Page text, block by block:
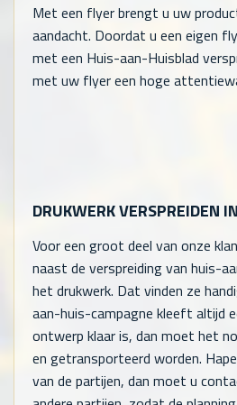
Met een flyer brengt u uw
aandacht. Doordat u een eigen
met een Huis-aan-Huisblad
met uw flyer een hoge
DRUKWERK VERSPREIDEN
Voor een groot deel van onze
naast de verspreiding van huis-
het drukwerk. Dat vinden ze
aan-huis-campagne kleeft altijd
ontwerp klaar is, dan moet het
en getransporteerd worden.
van de partijen, dan moet u